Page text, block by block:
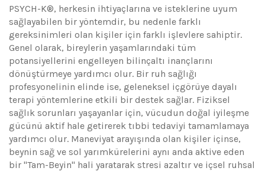
PSYCH-K®, herkesin ihtiyaçlarına ve isteklerine uyum
sağlayabilen bir yöntemdir, bu nedenle farklı
gereksinimleri olan kişiler için farklı işlevlere sahiptir.
Genel olarak, bireylerin yaşamlarındaki tüm
potansiyellerini engelleyen bilinçaltı inançlarını
dönüştürmeye yardımcı olur. Bir ruh sağlığı
profesyonelinin elinde ise, geleneksel içgörüye dayalı
terapi yöntemlerine etkili bir destek sağlar. Fiziksel
sağlık sorunları yaşayanlar için, vücudun doğal iyileşme
gücünü aktif hale getirerek tıbbi tedaviyi tamamlamaya
yardımcı olur. Maneviyat arayışında olan kişiler içinse,
beynin sağ ve sol yarımkürelerini aynı anda aktive eden
bir "Tam-Beyin" hali yaratarak stresi azaltır ve içsel ruhsal